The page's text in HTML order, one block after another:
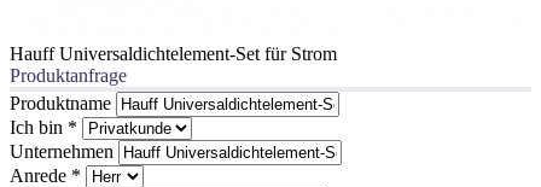
Hauff Universaldichtelement-Set für Strom
Produktanfrage
Produktname
Ich bin *
Unternehmen
Anrede *